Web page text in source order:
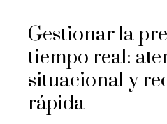
Gestionar la
tiempo real:
situacional y
rápida